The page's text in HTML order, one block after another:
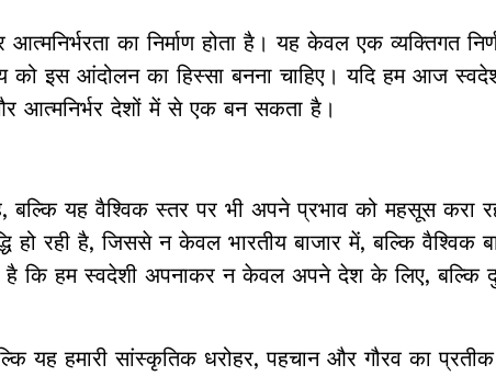
का निर्माण होता है। यह केवल एक व्यक्तिगत
को इस आंदोलन का हिस्सा बनना चाहिए। यदि हम आज
आत्मनिर्भर देशों में से एक बन सकता है।
यह वैश्विक स्तर पर भी अपने प्रभाव को महसूस करा
हो रही है, जिससे न केवल भारतीय बाजार में, बल्कि वैश्विक
है कि हम स्वदेशी अपनाकर न केवल अपने देश के लिए, बल्कि
यह हमारी सांस्कृतिक धरोहर, पहचान और गौरव का